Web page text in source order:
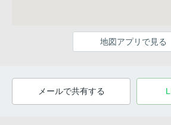
地図アプリで見る
メールで共有する